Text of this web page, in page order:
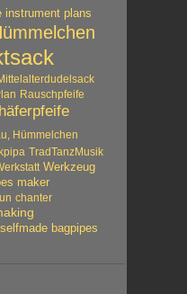
instrument plans
Rauschpfeife
Hümmelchen
TradTanzMusik
Werkzeug
maker
chanter
selfmade bagpipes